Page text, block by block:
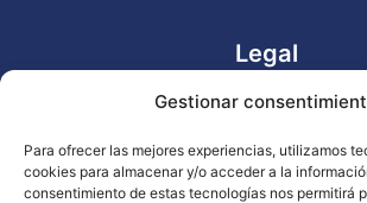
Gestionar
Para ofrecer las mejores experiencias, utilizamos
cookies para almacenar y/o acceder a la
consentimiento de estas tecnologías nos permitirá
Legal
Aviso legal
Declaración de
Política de cookies (UE)